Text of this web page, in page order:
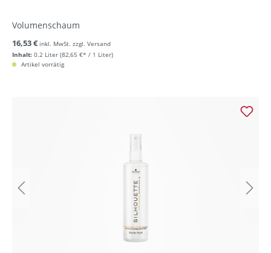
Volumenschaum
Inhalt: 0.2 Liter (82,65 €* / 1 Liter)
16,53 € inkl. MwSt. zzgl. Versand
Artikel vorrätig